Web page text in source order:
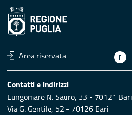
Area riservata
Contatti e indirizzi
Lungomare N. Sauro, 33 - 70121 Bari
Via G. Gentile, 52 - 70126 Bari